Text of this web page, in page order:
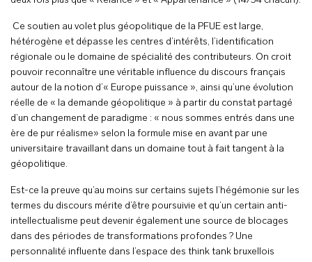
Ce soutien au volet plus géopolitique de la PFUE est large,
hétérogène et dépasse les centres d’intérêts, l’identification
régionale ou le domaine de spécialité des contributeurs. On croit
pouvoir reconnaître une véritable influence du discours français
autour de la notion d’« Europe puissance », ainsi qu’une évolution
réelle de « la demande géopolitique » à partir du constat partagé
d’un changement de paradigme : « nous sommes entrés dans une
ère de pur réalisme» selon la formule mise en avant par une
universitaire travaillant dans un domaine tout à fait tangent à la
géopolitique.
Est-ce la preuve qu’au moins sur certains sujets l’hégémonie sur les
termes du discours mérite d’être poursuivie et qu’un certain anti-
intellectualisme peut devenir également une source de blocages
dans des périodes de transformations profondes ? Une
personnalité influente dans l’espace des think tank bruxellois